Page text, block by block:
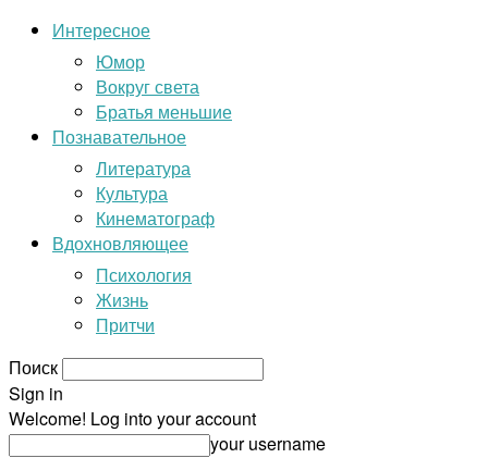
Интересное
Юмор
Вокруг света
Братья меньшие
Познавательное
Литература
Культура
Кинематограф
Вдохновляющее
Психология
Жизнь
Притчи
Поиск
Sign in
Welcome! Log into your account
your username